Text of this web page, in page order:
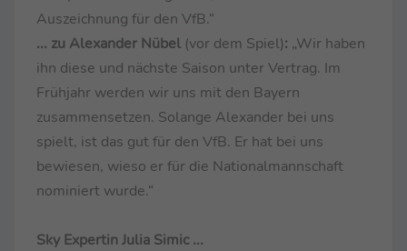
Auszeichnung für den VfB.“
... zu Alexander Nübel (vor dem Spiel): „Wir haben
ihn diese und nächste Saison unter Vertrag. Im
Frühjahr werden wir uns mit den Bayern
zusammensetzen. Solange Alexander bei uns
spielt, ist das gut für den VfB. Er hat bei uns
bewiesen, wieso er für die Nationalmannschaft
nominiert wurde.“
Sky Expertin Julia Simic ...